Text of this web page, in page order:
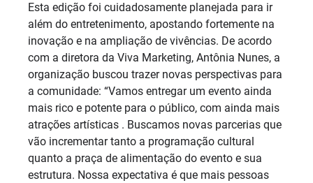
Esta edição foi cuidadosamente planejada para ir
além do entretenimento, apostando fortemente na
inovação e na ampliação de vivências. De acordo
com a diretora da Viva Marketing, Antônia Nunes, a
organização buscou trazer novas perspectivas para
a comunidade: “Vamos entregar um evento ainda
mais rico e potente para o público, com ainda mais
atrações artísticas . Buscamos novas parcerias que
vão incrementar tanto a programação cultural
quanto a praça de alimentação do evento e sua
estrutura. Nossa expectativa é que mais pessoas